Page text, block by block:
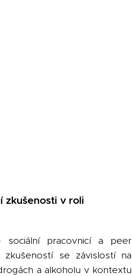
zkušenosti v roli
pracovnicí a peer
se závislostí na
a alkoholu v kontextu